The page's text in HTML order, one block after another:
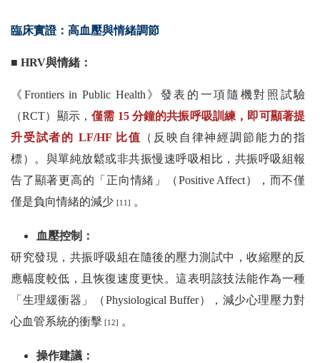
臨床實證：高血壓與情緒調節
■ HRV與情緒：
《Frontiers in Public Health》發表的一項隨機對照試驗
（RCT）顯示，僅需 15 分鐘的共振呼吸訓練，即可顯著提
升受試者的 LF/HF 比值 （反映自律神經調節能力的指
標）。與單純放鬆或非共振慢速呼吸相比，共振呼吸組報
告了顯著更高的「正向情緒」（Positive Affect），而不僅
僅是負向情緒的減少
[11] 。
血壓控制：
研究發現，共振呼吸組在隨後的壓力測試中，收縮壓的反
應幅度較低，且恢復速度更快。這表明該技法能作為一種
「生理緩衝器」（Physiological Buffer），減少心理壓力對
心血管系統的衝擊 [12] 。
操作建議：